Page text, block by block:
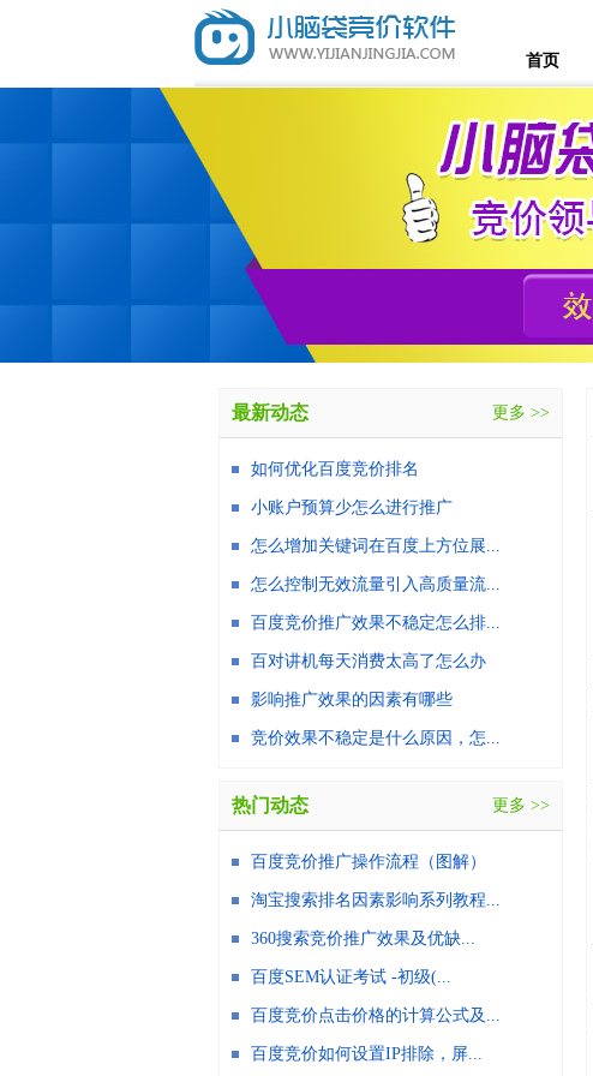
首页
最新动态 更多 >>
如何优化百度竞价排名
小账户预算少怎么进行推广
怎么增加关键词在百度上方位展...
怎么控制无效流量引入高质量流...
百度竞价推广效果不稳定怎么排...
百对讲机每天消费太高了怎么办
影响推广效果的因素有哪些
竞价效果不稳定是什么原因，怎...
热门动态 更多 >>
百度竞价推广操作流程（图解）
淘宝搜索排名因素影响系列教程...
360搜索竞价推广效果及优缺...
百度SEM认证考试 -初级(...
百度竞价点击价格的计算公式及...
百度竞价如何设置IP排除，屏...